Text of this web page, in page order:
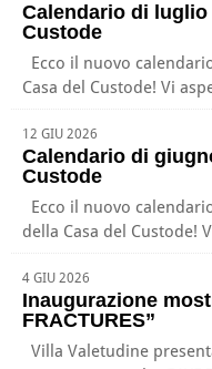
Calendario di luglio
Custode
Ecco il nuovo
Casa del Custode! Vi
12 GIU 2026
Calendario di
Custode
Ecco il nuovo
della Casa del Custode!
4 GIU 2026
Inaugurazione
FRACTURES”
Villa Valetudine